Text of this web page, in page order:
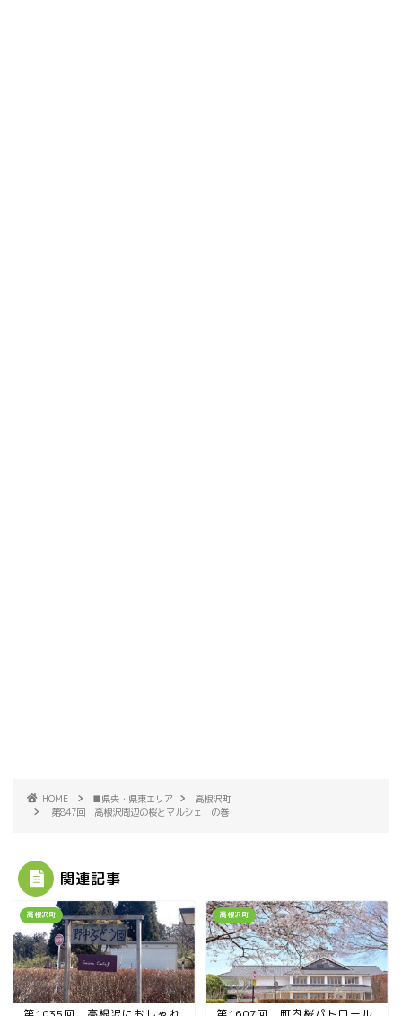
HOME ■県央・県東エリア
高根沢町
第847回 高根沢周辺の桜とマルシェ の巻
関連記事
高根沢町 高根沢町